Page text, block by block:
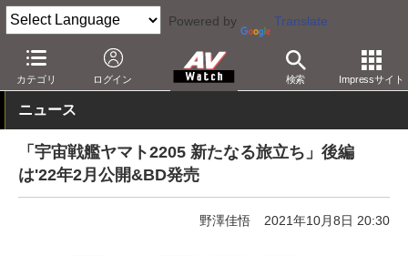
Powered by Translate
カテゴリ ログイン 検索 Impressサイト
AV Watch コンテンツ・サービス 映画 映画作品
ニュース
「宇宙戦艦ヤマト2205 新たなる旅立ち」後編
は'22年2月公開&BD発売
野澤佳悟 2021年10月8日 20:30